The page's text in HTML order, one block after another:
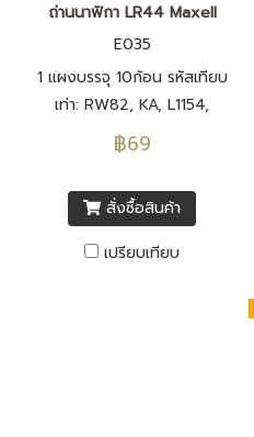
ถ่านนาฟิกา LR44 Maxell
E035
1 แผงบรรจุ 10ก้อน รหัสเทียบ
เท่า: RW82, KA, L1154,
GPA76, AG13, G13A, A76,
A76, PX76A, V13GA
฿69
สั่งซื้อสินค้า
เปรียบเทียบ